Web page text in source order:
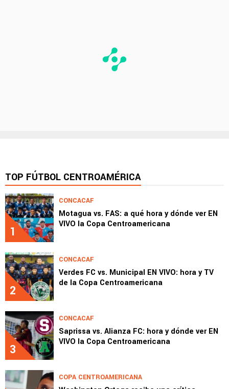
TOP FÚTBOL CENTROAMÉRICA
1
CONCACAF
Motagua vs. FAS: a qué hora y dónde ver EN
VIVO la Copa Centroamericana
2
CONCACAF
Verdes FC vs. Municipal EN VIVO: hora y TV
de la Copa Centroamericana
3
CONCACAF
Saprissa vs. Alianza FC: hora y dónde ver EN
VIVO la Copa Centroamericana
COPA CENTROAMERICANA